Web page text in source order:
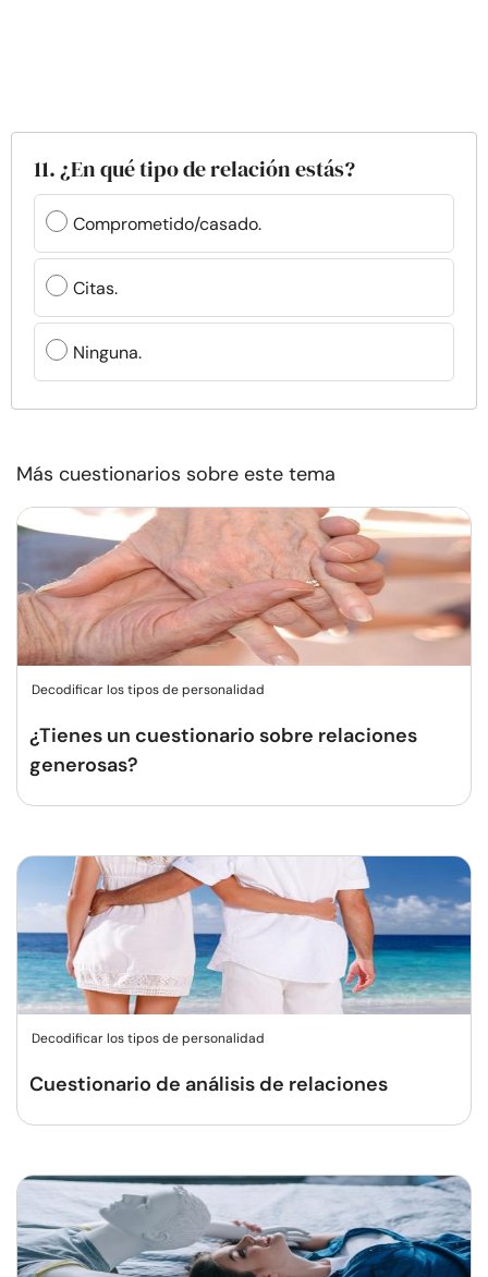
11. ¿En qué tipo de relación estás?
Comprometido/casado.
Citas.
Ninguna.
Más cuestionarios sobre este tema
Decodificar los tipos de personalidad
¿Tienes un cuestionario sobre relaciones
generosas?
Decodificar los tipos de personalidad
Cuestionario de análisis de relaciones